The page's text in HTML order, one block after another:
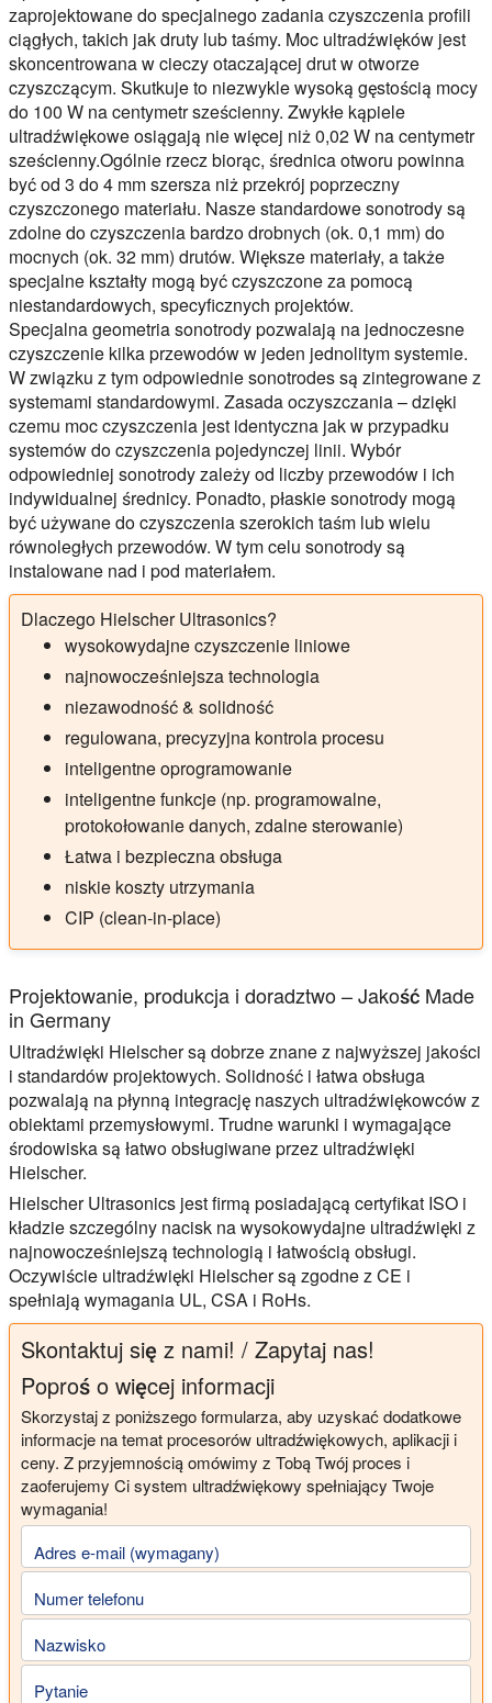
zaprojektowane do specjalnego zadania czyszczenia profili
ciągłych, takich jak druty lub taśmy. Moc ultradźwięków jest
skoncentrowana w cieczy otaczającej drut w otworze
czyszczącym. Skutkuje to niezwykle wysoką gęstością mocy
do 100 W na centymetr sześcienny. Zwykłe kąpiele
ultradźwiękowe osiągają nie więcej niż 0,02 W na centymetr
sześcienny.Ogólnie rzecz biorąc, średnica otworu powinna
być od 3 do 4 mm szersza niż przekrój poprzeczny
czyszczonego materiału. Nasze standardowe sonotrody są
zdolne do czyszczenia bardzo drobnych (ok. 0,1 mm) do
mocnych (ok. 32 mm) drutów. Większe materiały, a także
specjalne kształty mogą być czyszczone za pomocą
niestandardowych, specyficznych projektów.
Specjalna geometria sonotrody pozwalają na jednoczesne
czyszczenie kilka przewodów w jeden jednolitym systemie.
W związku z tym odpowiednie sonotrodes są zintegrowane z
systemami standardowymi. Zasada oczyszczania – dzięki
czemu moc czyszczenia jest identyczna jak w przypadku
systemów do czyszczenia pojedynczej linii. Wybór
odpowiedniej sonotrody zależy od liczby przewodów i ich
indywidualnej średnicy. Ponadto, płaskie sonotrody mogą
być używane do czyszczenia szerokich taśm lub wielu
równoległych przewodów. W tym celu sonotrody są
instalowane nad i pod materiałem.
Dlaczego Hielscher Ultrasonics?
wysokowydajne czyszczenie liniowe
najnowocześniejsza technologia
niezawodność & solidność
regulowana, precyzyjna kontrola procesu
inteligentne oprogramowanie
inteligentne funkcje (np. programowalne,
protokołowanie danych, zdalne sterowanie)
Łatwa i bezpieczna obsługa
niskie koszty utrzymania
CIP (clean-in-place)
Projektowanie, produkcja i doradztwo – Jakość Made
in Germany
Ultradźwięki Hielscher są dobrze znane z najwyższej jakości
i standardów projektowych. Solidność i łatwa obsługa
pozwalają na płynną integrację naszych ultradźwiękowców z
obiektami przemysłowymi. Trudne warunki i wymagające
środowiska są łatwo obsługiwane przez ultradźwięki
Hielscher.
Hielscher Ultrasonics jest firmą posiadającą certyfikat ISO i
kładzie szczególny nacisk na wysokowydajne ultradźwięki z
najnowocześniejszą technologią i łatwością obsługi.
Oczywiście ultradźwięki Hielscher są zgodne z CE i
spełniają wymagania UL, CSA i RoHs.
Skontaktuj się z nami! / Zapytaj nas!
Poproś o więcej informacji
Skorzystaj z poniższego formularza, aby uzyskać dodatkowe
informacje na temat procesorów ultradźwiękowych, aplikacji i
ceny. Z przyjemnością omówimy z Tobą Twój proces i
zaoferujemy Ci system ultradźwiękowy spełniający Twoje
wymagania!
Adres e-mail (wymagany)
Numer telefonu
Nazwisko
Pytanie